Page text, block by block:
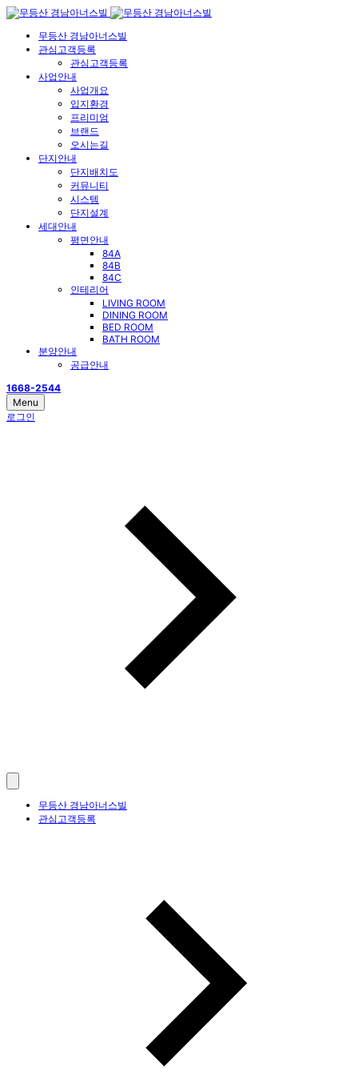
무등산 경남아너스빌
관심고객등록
관심고객등록
사업안내
사업개요
입지환경
프리미엄
브랜드
오시는길
단지안내
단지배치도
커뮤니티
시스템
단지설계
세대안내
평면안내
84A
84B
84C
인테리어
LIVING ROOM
DINING ROOM
BED ROOM
BATH ROOM
분양안내
공급안내
1668-2544
Menu
로그인
무등산 경남아너스빌
관심고객등록